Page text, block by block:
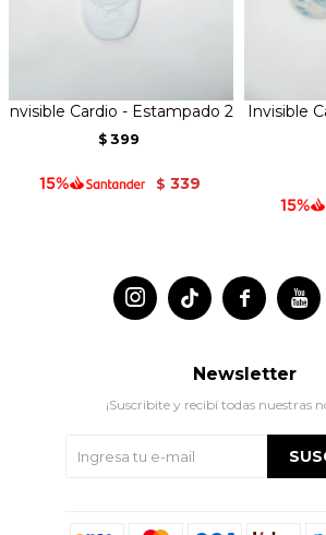
Invisible Cardio - Estampado 2
$ 399
$ 339
Invisible
 

Newsletter
¡Suscribite y recibí todas nuestras